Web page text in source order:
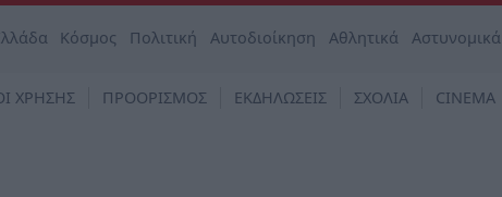
Κόσμος Πολιτική Αυτοδιοίκηση Αθλητικά Αστυνομικά
ΧΡΗΣΗΣ ΠΡΟΟΡΙΣΜΟΣ ΕΚΔΗΛΩΣΕΙΣ ΣΧΟΛΙΑ CINEMA